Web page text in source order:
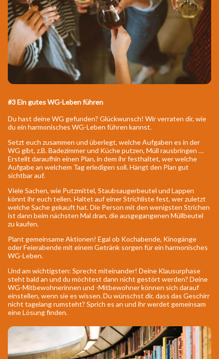
#3 Ein gutes WG-Leben führen
Du hast deine WG gefunden? Glückwunsch! Wir verraten dir, wie
du ein harmonisches WG-Leben führen kannst.
Setzt euch zusammen und überlegt, welche Aufgaben es in der
WG gibt, z.B. Badezimmer und Küche putzen, Müll rausbringen …
Erstellt daraufhin einen Plan, in dem ihr festhaltet, wer welche
Aufgabe an welchem Tag erledigen soll. Hängt den Plan gut
sichtbar auf.
Viele Sachen, wie Putzmittel, Staubsaugerbeutel und Lappen
könnt ihr euch teilen. Haltet auf einer Strichliste fest, wer zuletzt
welche Sache gekauft hat. Die Person mit den wenigsten Strichen
ist dann beim nächsten Mal dran, die ausgegangenen Müllbeutel
zu kaufen.
Plant gemeinsame Aktionen! Egal ob Kochabende, Kinogänge
oder Feierabende mit einem Getränk sorgen für ein harmonisches
WG-Leben.
Und am wichtigsten: Sprecht miteinander! Deine Klausurphase
steht bald an und du möchtest dann nicht gestört werden? Deine
WG-Mitbewohnerinnen und -Mitbewohner können sich darauf
einstellen, wenn sie es wissen. Du wünschst dir, dass das Geschirr
nicht tagelang rumsteht? Sprich es an und ihr werdet gemeinsam
eine Lösung finden.